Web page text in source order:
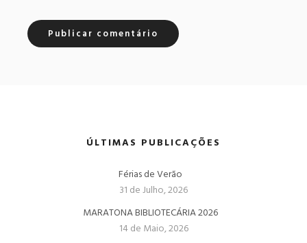
ÚLTIMAS PUBLICAÇÕES
Férias de Verão
31 de Julho, 2026
MARATONA BIBLIOTECÁRIA 2026
14 de Maio, 2026